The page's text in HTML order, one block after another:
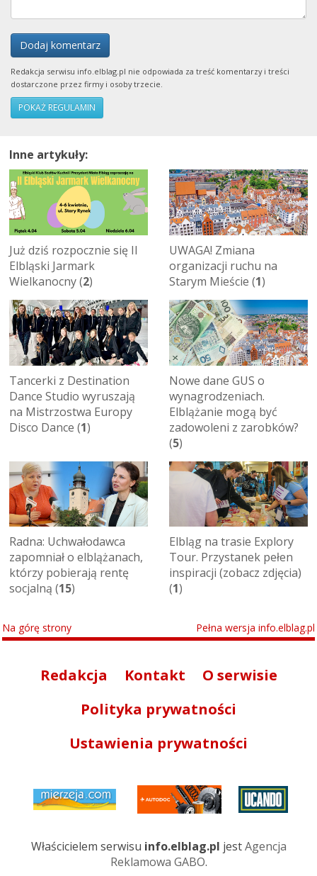
Dodaj komentarz
Redakcja serwisu info.elblag.pl nie odpowiada za treść komentarzy i treści
dostarczone przez firmy i osoby trzecie.
POKAŻ REGULAMIN
Inne artykuły:
Już dziś rozpocznie się II
Elbląski Jarmark
Wielkanocny (2)
UWAGA! Zmiana
organizacji ruchu na
Starym Mieście (1)
Tancerki z Destination
Dance Studio wyruszają
na Mistrzostwa Europy
Disco Dance (1)
Nowe dane GUS o
wynagrodzeniach.
Elblążanie mogą być
zadowoleni z zarobków?
(5)
Radna: Uchwałodawca
zapomniał o elblążanach,
którzy pobierają rentę
socjalną (15)
Elbląg na trasie Explory
Tour. Przystanek pełen
inspiracji (zobacz zdjęcia)
(1)
Na górę strony Pełna wersja info.elblag.pl
Redakcja Kontakt
O serwisie
Polityka prywatności
Ustawienia prywatności
Właścicielem serwisu info.elblag.pl jestAgencja
Reklamowa GABO.